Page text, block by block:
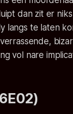
dan zit er
langs te laten
vol nare